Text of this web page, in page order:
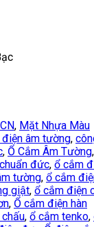
, Mặt Nhựa Màu
âm tường,
, Ổ Cắm Âm Tường
đức, ổ cắm
tường, ổ cắm
giật, ổ cắm điện
, Ổ cắm điện hàn
, ổ cắm tenko,